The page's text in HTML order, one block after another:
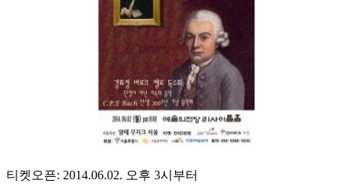
티켓오픈: 2014.06.02. 오후 3시부터